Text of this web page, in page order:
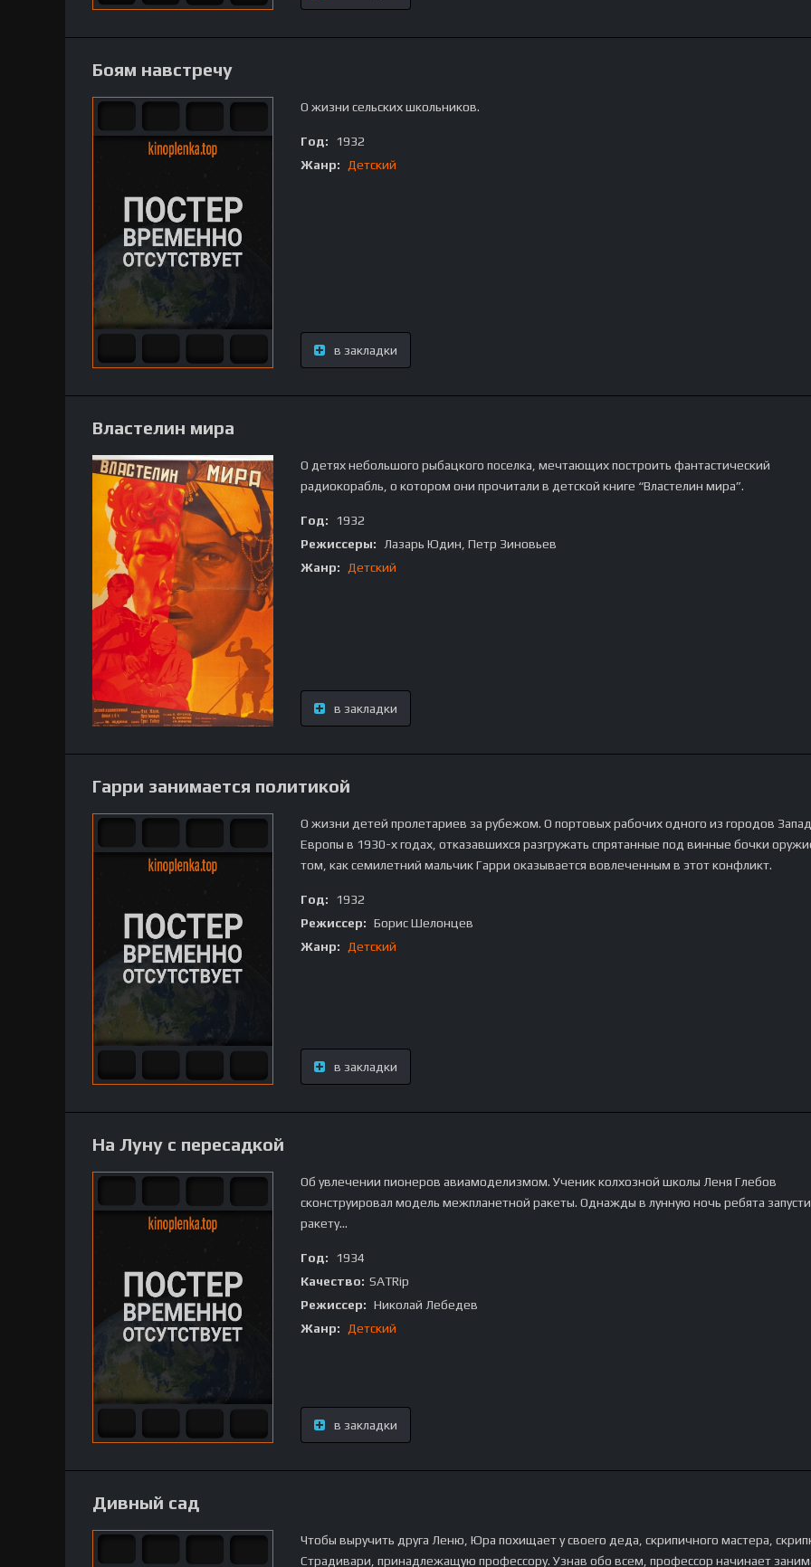
Боям навстречу
О жизни сельских школьников.
Год:
1932
Жанр:
Детский
в закладки
Властелин мира
О детях небольшого рыбацкого поселка, мечтающих построить фантастический
радиокорабль, о котором они прочитали в детской книге “Властелин мира”.
Год:
1932
Режиссеры:
Лазарь Юдин, Петр Зиновьев
Жанр:
Детский
в закладки
Гарри занимается политикой
О жизни детей пролетариев за рубежом. О портовых рабочих одного из городов
Европы в 1930-х годах, отказавшихся разгружать спрятанные под винные бочки
том, как семилетний мальчик Гарри оказывается вовлеченным в этот конфликт.
Год:
1932
Режиссер: Борис Шелонцев
Жанр:
Детский
в закладки
На Луну с пересадкой
Об увлечении пионеров авиамоделизмом. Ученик колхозной школы Леня Глебов
сконструировал модель межпланетной ракеты. Однажды в лунную ночь ребята
ракету...
Год:
1934
Качество: SATRip
Режиссер: Николай Лебедев
Жанр:
Детский
в закладки
Дивный сад
Чтобы выручить друга Леню, Юра похищает у своего деда, скрипичного мастера,
Страдивари, принадлежащую профессору. Узнав обо всем, профессор начинает